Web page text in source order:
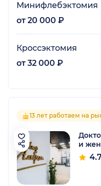
Минифлебэктомия
от 20 000 ₽
Кроссэктомия
от 32 000 ₽
13 лет работаем на
и